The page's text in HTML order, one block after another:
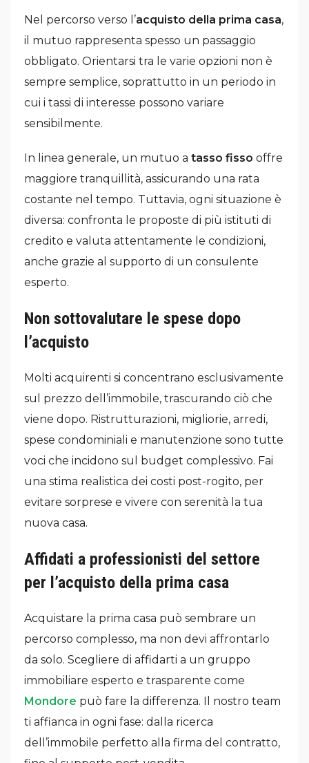
Nel percorso verso l’acquisto della prima casa,
il mutuo rappresenta spesso un passaggio
obbligato. Orientarsi tra le varie opzioni non è
sempre semplice, soprattutto in un periodo in
cui i tassi di interesse possono variare
sensibilmente.
In linea generale, un mutuo a tasso fisso offre
maggiore tranquillità, assicurando una rata
costante nel tempo. Tuttavia, ogni situazione è
diversa: confronta le proposte di più istituti di
credito e valuta attentamente le condizioni,
anche grazie al supporto di un consulente
esperto.
Non sottovalutare le spese dopo
l’acquisto
Molti acquirenti si concentrano esclusivamente
sul prezzo dell’immobile, trascurando ciò che
viene dopo. Ristrutturazioni, migliorie, arredi,
spese condominiali e manutenzione sono tutte
voci che incidono sul budget complessivo. Fai
una stima realistica dei costi post-rogito, per
evitare sorprese e vivere con serenità la tua
nuova casa.
Affidati a professionisti del settore
per l’acquisto della prima casa
Acquistare la prima casa può sembrare un
percorso complesso, ma non devi affrontarlo
da solo. Scegliere di affidarti a un gruppo
immobiliare esperto e trasparente come
Mondore può fare la differenza. Il nostro team
ti affianca in ogni fase: dalla ricerca
dell’immobile perfetto alla firma del contratto,